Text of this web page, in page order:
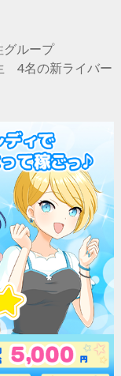
グループ
4名の新ライバー